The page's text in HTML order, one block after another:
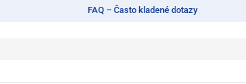
FAQ – Často kladené dotazy